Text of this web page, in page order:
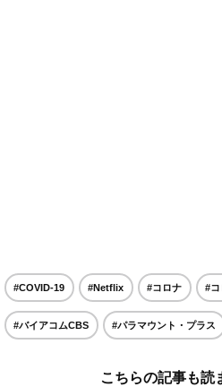
#COVID-19 #Netflix #コロナ #コ
#バイアコムCBS #パラマウント・プラス
こちらの記事も読